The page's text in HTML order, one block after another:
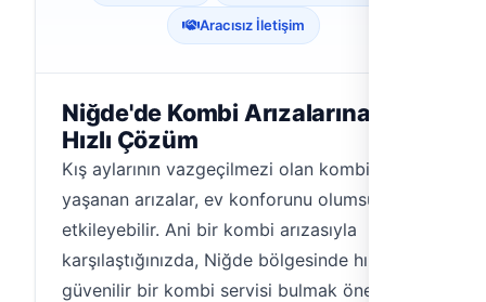
Aracısız İletişim
Niğde'de Kombi Arızalarına
Hızlı Çözüm
Kış aylarının vazgeçilmezi olan kombilerde
yaşanan arızalar, ev konforunu olumsuz
etkileyebilir. Ani bir kombi arızasıyla
karşılaştığınızda, Niğde bölgesinde hızlı ve
güvenilir bir kombi servisi bulmak önemlidir.